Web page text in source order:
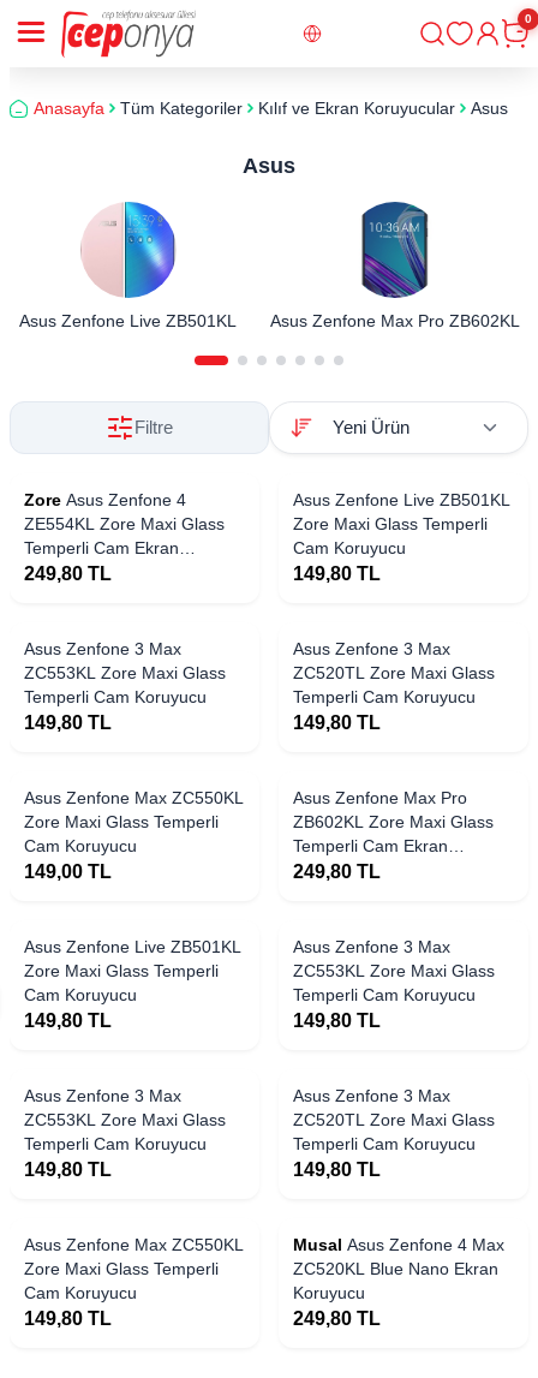
Giriş
0
Anasayfa Tüm Kategoriler Kılıf ve Ekran Koruyucular Asus
Asus
Asus Zenfone Live ZB501KL Asus Zenfone Max Pro ZB602KL
Filtre
Zore Asus Zenfone 4
ZE554KL Zore Maxi Glass
Temperli Cam Ekran
Koruyucu
249,80 TL
Asus Zenfone Live ZB501KL
Zore Maxi Glass Temperli
Cam Koruyucu
149,80 TL
Asus Zenfone 3 Max
ZC553KL Zore Maxi Glass
Temperli Cam Koruyucu
149,80 TL
Asus Zenfone 3 Max
ZC520TL Zore Maxi Glass
Temperli Cam Koruyucu
149,80 TL
Asus Zenfone Max ZC550KL
Zore Maxi Glass Temperli
Cam Koruyucu
149,00 TL
Asus Zenfone Max Pro
ZB602KL Zore Maxi Glass
Temperli Cam Ekran
Koruyucu
249,80 TL
Asus Zenfone Live ZB501KL
Zore Maxi Glass Temperli
Cam Koruyucu
149,80 TL
Asus Zenfone 3 Max
ZC553KL Zore Maxi Glass
Temperli Cam Koruyucu
149,80 TL
Asus Zenfone 3 Max
ZC553KL Zore Maxi Glass
Temperli Cam Koruyucu
149,80 TL
Asus Zenfone 3 Max
ZC520TL Zore Maxi Glass
Temperli Cam Koruyucu
149,80 TL
Asus Zenfone Max ZC550KL
Zore Maxi Glass Temperli
Cam Koruyucu
149,80 TL
Musal Asus Zenfone 4 Max
ZC520KL Blue Nano Ekran
Koruyucu
249,80 TL